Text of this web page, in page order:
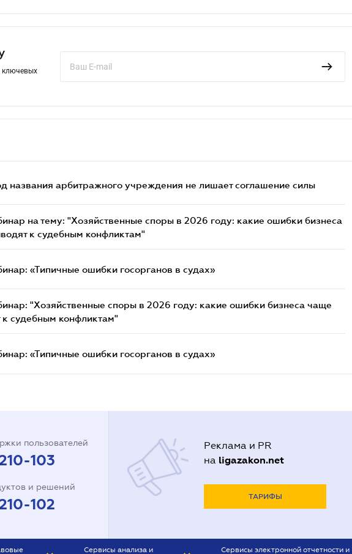
ключевых
названия арбитражного учреждения не лишает соглашение силы
на тему: "Хозяйственные споры в 2026 году: какие ошибки бизнеса
к судебным конфликтам"
«Типичные ошибки госорганов в судах»
"Хозяйственные споры в 2026 году: какие ошибки бизнеса чаще
к судебным конфликтам"
«Типичные ошибки госорганов в судах»
пользователей
103
и решений
102
Реклама и PR
на ligazakon.net
ТАРИФЫ
Сервисы анализа и Сервисы электронной отчетности и